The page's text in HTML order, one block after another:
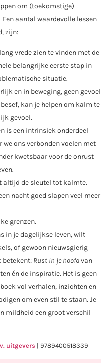
om (toekomstige)
aantal waardevolle lessen
zijn:
vrede zien te vinden met de
belangrijke eerste stap in
situatie.
en in beweging, geen gevoel
kan je helpen om kalm te
gevoel.
is een intrinsiek onderdeel
we ons verbonden voelen met
kwetsbaar voor de onrust
altijd de sleutel tot kalmte.
nacht goed slapen veel meer
grenzen.
in je dagelijkse leven, wilt
of gewoon nieuwsgierig
betekent: Rust in je hoofdvan
én de inspiratie. Het is geen
vol verhalen, inzichten en
om even stil te staan. Je
mildheid een groot verschil
uitgevers | 9789400518339